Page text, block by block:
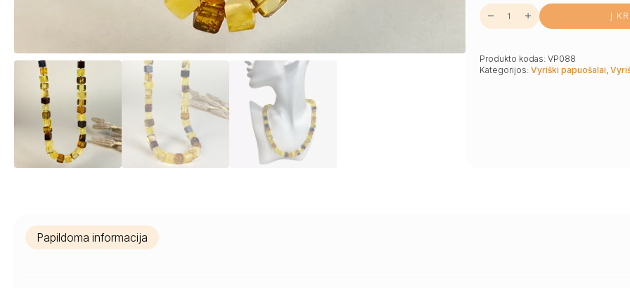
produkto
kiekis:
Stilingas
kubelių
vyriškas
kaklo
Į
Produkto kodas: VP088
Kategorijos: Vyriški papuošalai,
Papildoma informacija